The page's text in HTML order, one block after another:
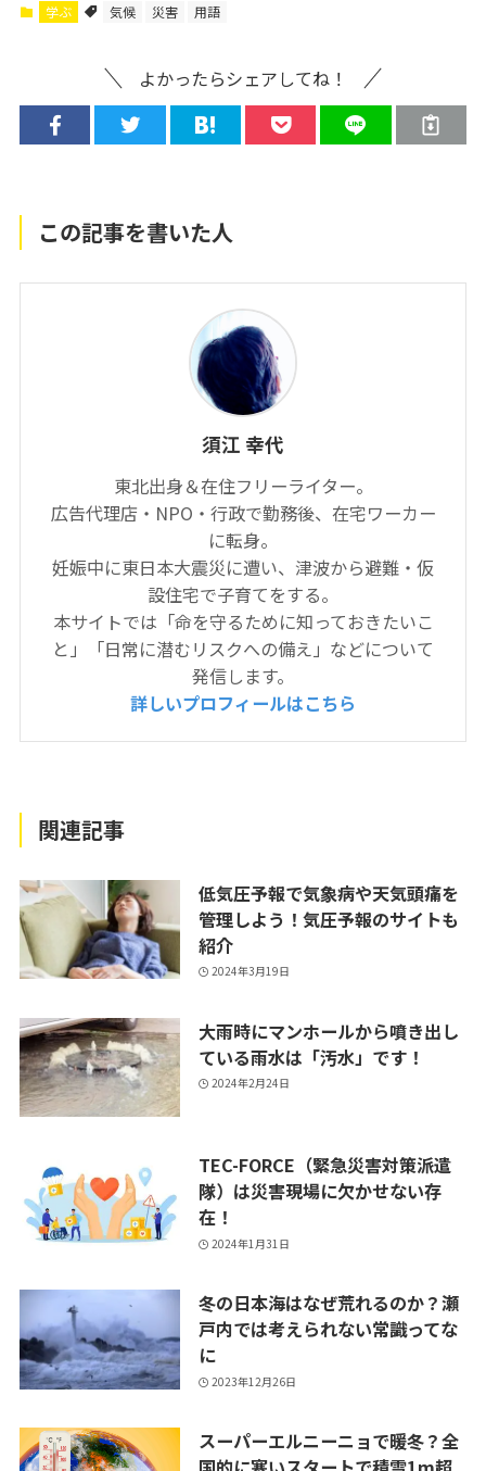
学ぶ 気候 災害 用語
よかったらシェアしてね！
この記事を書いた人
須江 幸代
東北出身＆在住フリーライター。
広告代理店・NPO・行政で勤務後、在宅ワーカー
に転身。
妊娠中に東日本大震災に遭い、津波から避難・仮
設住宅で子育てをする。
本サイトでは「命を守るために知っておきたいこ
と」「日常に潜むリスクへの備え」などについて
発信します。
詳しいプロフィールはこちら
関連記事
低気圧予報で気象病や天気頭痛を
管理しよう！気圧予報のサイトも
紹介
2024年3月19日
大雨時にマンホールから噴き出し
ている雨水は「汚水」です！
2024年2月24日
TEC-FORCE（緊急災害対策派遣
隊）は災害現場に欠かせない存
在！
2024年1月31日
冬の日本海はなぜ荒れるのか？瀬
戸内では考えられない常識ってな
に
2023年12月26日
スーパーエルニーニョで暖冬？全